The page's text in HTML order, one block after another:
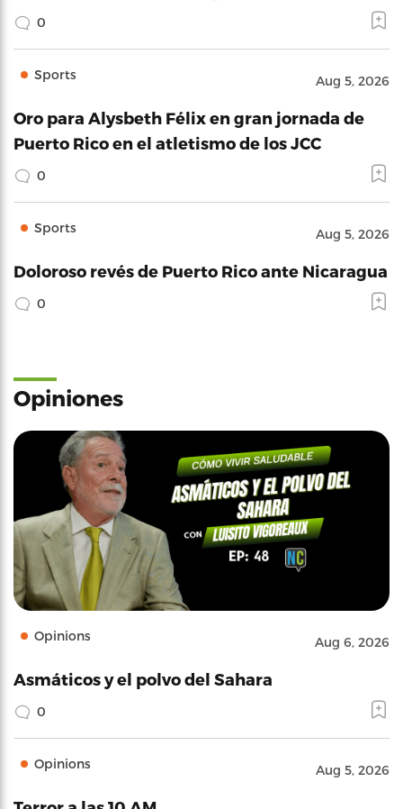
0
Sports Aug 5, 2026
Oro para Alysbeth Félix en gran jornada de
Puerto Rico en el atletismo de los JCC
0
Sports Aug 5, 2026
Doloroso revés de Puerto Rico ante Nicaragua
0
Opiniones
Opinions Aug 6, 2026
Asmáticos y el polvo del Sahara
0
Opinions Aug 5, 2026